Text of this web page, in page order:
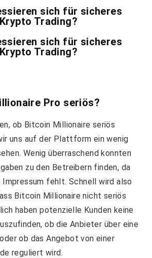
sich für sicheres
Krypto Trading?
sich für sicheres
Krypto Trading?
Pro seriös?
ob Bitcoin Millionaire seriös
uns auf der Plattform ein wenig
Wenig überraschend konnten
zu den Betreibern finden, da
Impressum fehlt. Schnell wird also
Bitcoin Millionaire nicht seriös
haben potenzielle Kunden keine
ob die Anbieter über eine
ob das Angebot von einer
reguliert wird.